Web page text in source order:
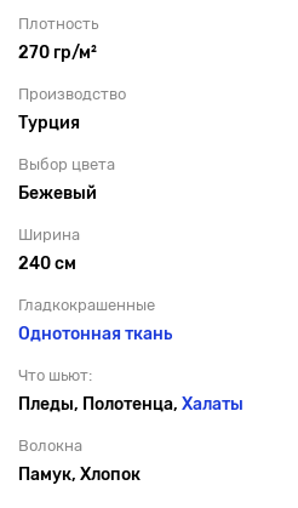
Плотность
270 гр/м²
Производство
Турция
Выбор цвета
Бежевый
Ширина
240 см
Гладкокрашенные
Однотонная ткань
Что шьют:
Пледы, Полотенца, Халаты
Волокна
Памук, Хлопок